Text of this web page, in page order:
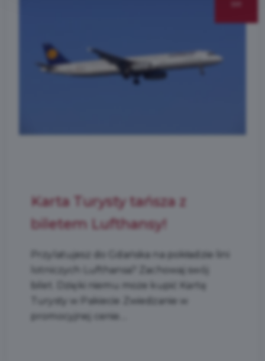
Karta Turysty tańsza z
biletem Lufthansy!
Przylatujesz do Gdańska na pokładzie lini
lotniczych Lufthansa? Zachowaj swój
bilet. Dzięki niemu może kupić Kartę
Turysty w Pakiecie Zwiedzanie w
promocyjnej cenie....